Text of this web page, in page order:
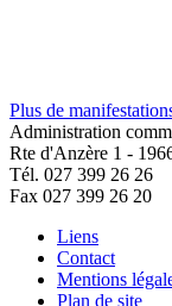
Plus de
Administration
Rte d'Anzère 1 -
Tél. 027 399 26 26
Fax 027 399 26 20
Liens
Contact
Mentions
Plan de site